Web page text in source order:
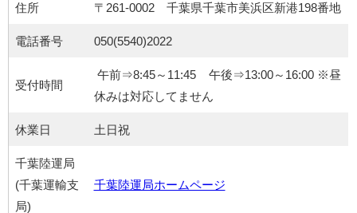
住所 〒261-0002 千葉県千葉市美浜区新港198番地
電話番号 050(5540)2022
受付時間
午前⇒8:45～11:45 午後⇒13:00～16:00 ※昼
休みは対応してません
休業日 土日祝
千葉陸運局
(千葉運輸支
局)
千葉陸運局ホームページ